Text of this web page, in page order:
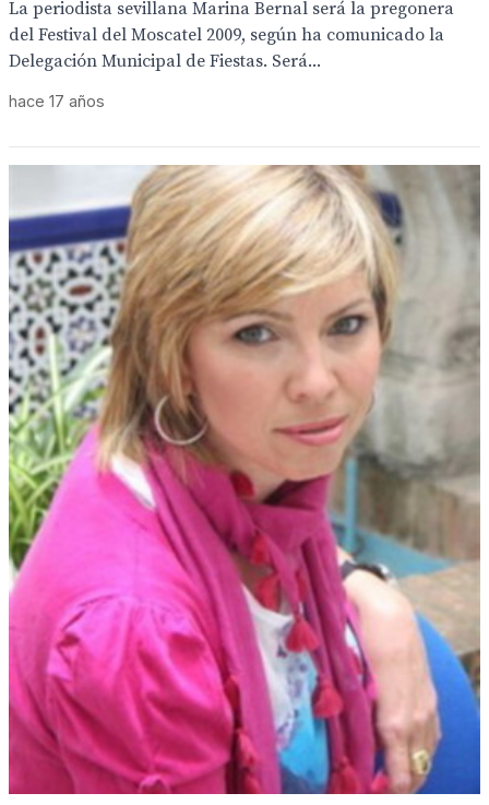
La periodista sevillana Marina Bernal será la pregonera
del Festival del Moscatel 2009, según ha comunicado la
Delegación Municipal de Fiestas. Será...
hace 17 años